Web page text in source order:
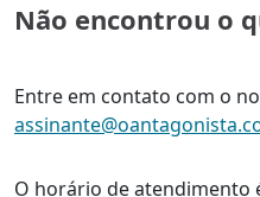
Não encontrou o
Entre em contato com o
O horário de atendimento